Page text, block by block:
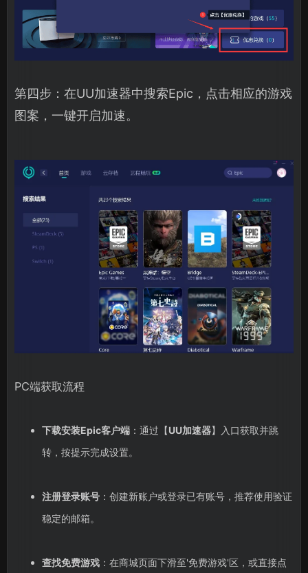
第四步：在UU加速器中搜索Epic，点击相应的游戏
图案，一键开启加速。
PC端获取流程
下载安装Epic客户端：通过【UU加速器】入口获取并跳
转，按提示完成设置。
注册登录账号：创建新账户或登录已有账号，推荐使用验证
稳定的邮箱。
查找免费游戏：在商城页面下滑至'免费游戏'区，或直接点